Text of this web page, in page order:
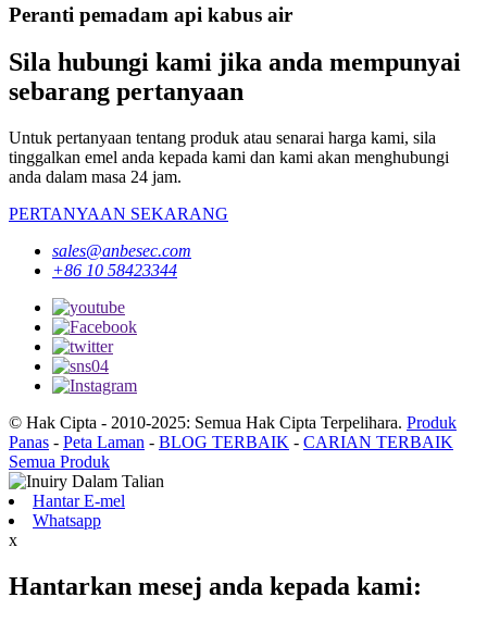
Peranti pemadam api kabus air
Sila hubungi kami jika anda mempunyai
sebarang pertanyaan
Untuk pertanyaan tentang produk atau senarai harga kami, sila
tinggalkan emel anda kepada kami dan kami akan menghubungi
anda dalam masa 24 jam.
PERTANYAAN SEKARANG
sales@anbesec.com
+86 10 58423344
© Hak Cipta - 2010-2025: Semua Hak Cipta Terpelihara. Produk
Panas - Peta Laman - BLOG TERBAIK - CARIAN TERBAIK
Semua Produk
Hantar E-mel
Whatsapp
x
Hantarkan mesej anda kepada kami: